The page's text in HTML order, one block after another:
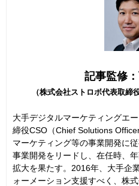
記事監修
（株式会社ストロボ代表取締
大手デジタルマーケティングエ
締役CSO（Chief Solutions
マーケティング等の事業開発に
事業開発をリードし、在任時、
拡大を果たす。2016年、大手企
ォーメーション支援すべく、株